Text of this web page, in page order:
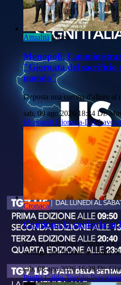
Attualità Video
Monopoli:
"Giornata del sacrificio
mondo"
Deposta una corona d'alloro al
sab, 08 ago 2026 18:24 Di:
Monopoli Giornata-Dei-
Cronaca
Continua la canicola in
Anche questo fine settimana è
consigli per limitare le insidie
sab, 08 ago 2026 16:38 Di:
Puglia Caldo-Torrido Previsioni